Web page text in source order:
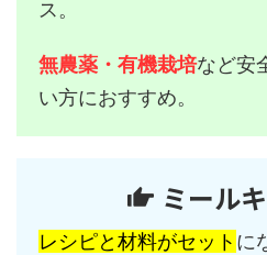
ス。
無農薬・有機栽培など安
い方におすすめ。
ミール
レシピと材料がセット に